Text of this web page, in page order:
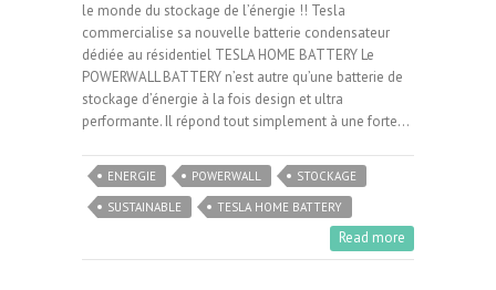
le monde du stockage de l’énergie !! Tesla
commercialise sa nouvelle batterie condensateur
dédiée au résidentiel TESLA HOME BATTERY Le
POWERWALL BATTERY n’est autre qu’une batterie de
stockage d’énergie à la fois design et ultra
performante. Il répond tout simplement à une forte…
ENERGIE POWERWALL
STOCKAGE
SUSTAINABLE
TESLA HOME BATTERY
Read more